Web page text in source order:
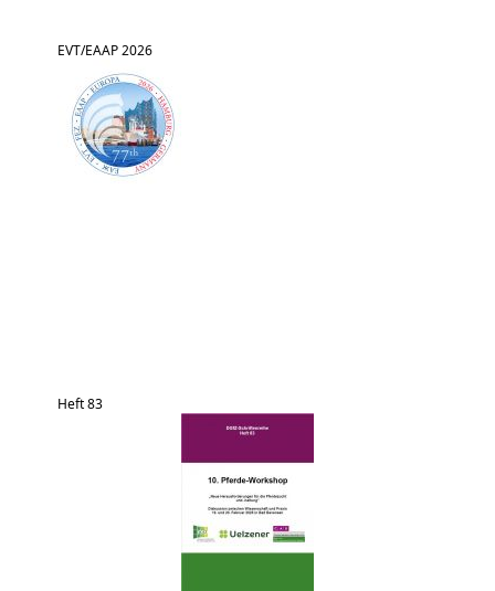
EVT/EAAP 2026
Heft 83